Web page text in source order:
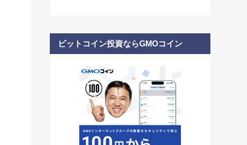
ビットコイン投資ならGMOコイン